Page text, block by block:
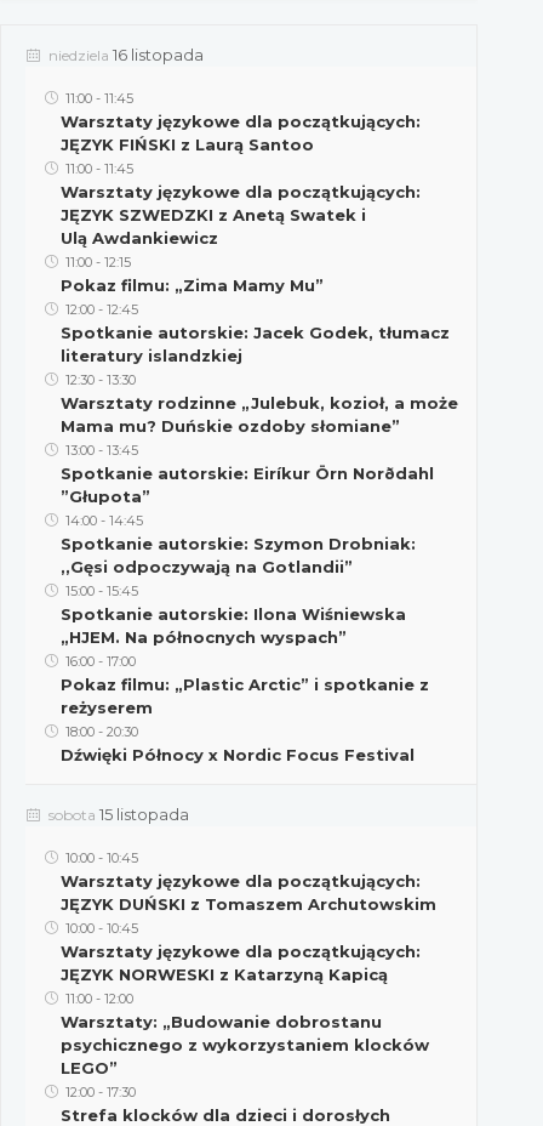
niedziela 16 listopada
11:00 - 11:45
Warsztaty językowe dla początkujących:
JĘZYK FIŃSKI z Laurą Santoo
11:00 - 11:45
Warsztaty językowe dla początkujących:
JĘZYK SZWEDZKI z Anetą Swatek i
Ulą Awdankiewicz
11:00 - 12:15
Pokaz filmu: „Zima Mamy Mu”
12:00 - 12:45
Spotkanie autorskie: Jacek Godek, tłumacz
literatury islandzkiej
12:30 - 13:30
Warsztaty rodzinne „Julebuk, kozioł, a może
Mama mu? Duńskie ozdoby słomiane”
13:00 - 13:45
Spotkanie autorskie: Eiríkur Örn Norðdahl
”Głupota”
14:00 - 14:45
Spotkanie autorskie: Szymon Drobniak:
,,Gęsi odpoczywają na Gotlandii”
15:00 - 15:45
Spotkanie autorskie: Ilona Wiśniewska
„HJEM. Na północnych wyspach”
16:00 - 17:00
Pokaz filmu: „Plastic Arctic” i spotkanie z
reżyserem
18:00 - 20:30
Dźwięki Północy x Nordic Focus Festival
sobota 15 listopada
10:00 - 10:45
Warsztaty językowe dla początkujących:
JĘZYK DUŃSKI z Tomaszem Archutowskim
10:00 - 10:45
Warsztaty językowe dla początkujących:
JĘZYK NORWESKI z Katarzyną Kapicą
11:00 - 12:00
Warsztaty: „Budowanie dobrostanu
psychicznego z wykorzystaniem klocków
LEGO”
12:00 - 17:30
Strefa klocków dla dzieci i dorosłych